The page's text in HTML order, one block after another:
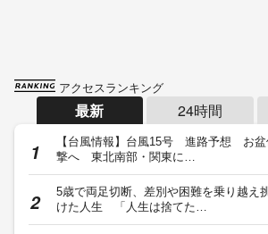
アクセスランキング
最新 24時間
【台風情報】台風15号 進路予想 お盆
撃へ 東北南部・関東に…
5歳で両足切断、差別や困難を乗り越え
けた人生 「人生は捨てた…